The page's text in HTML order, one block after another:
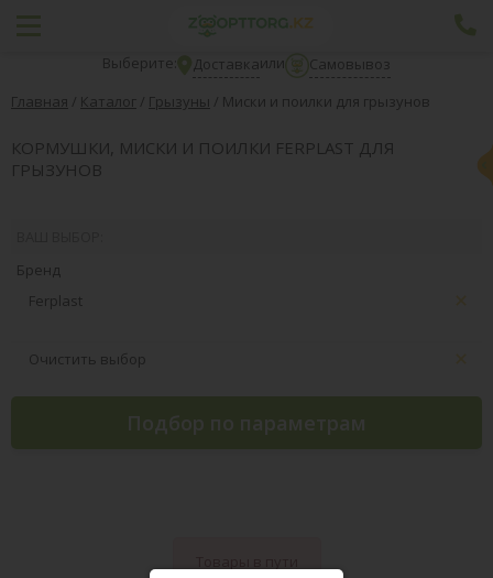
Выберите: Доставкаили
Самовывоз
Главная / Каталог / Грызуны / Миски и поилки для грызунов
КОРМУШКИ, МИСКИ И ПОИЛКИ FERPLAST ДЛЯ
ГРЫЗУНОВ
Бренд
Ferplast
Очистить выбор
Подбор по параметрам